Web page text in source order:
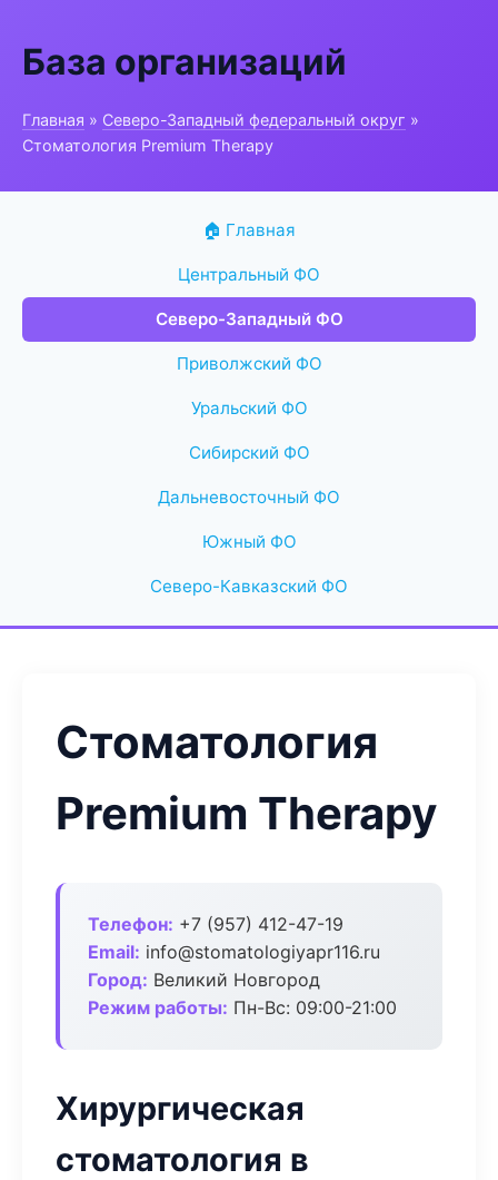
База организаций
Главная » Северо-Западный федеральный округ »
Стоматология Premium Therapy
🏠 Главная
Центральный ФО
Северо-Западный ФО
Приволжский ФО
Уральский ФО
Сибирский ФО
Дальневосточный ФО
Южный ФО
Северо-Кавказский ФО
Стоматология
Premium Therapy
Телефон: +7 (957) 412-47-19
Email: info@stomatologiyapr116.ru
Город: Великий Новгород
Режим работы: Пн-Вс: 09:00-21:00
Хирургическая
стоматология в